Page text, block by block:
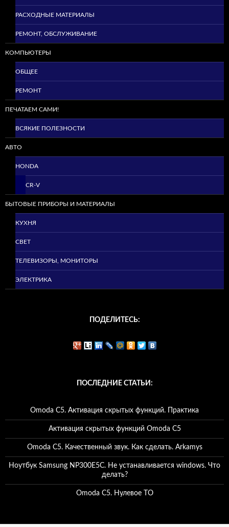
РАСХОДНЫЕ МАТЕРИАЛЫ
РЕМОНТ, ОБСЛУЖИВАНИЕ
КОМПЬЮТЕРЫ
ОБЩЕЕ
РЕМОНТ
ПЕЧАТАЕМ САМИ!
ВСЯКИЕ ПОЛЕЗНОСТИ
АВТО
HONDA
CR-V
БЫТОВЫЕ ПРИБОРЫ И МАТЕРИАЛЫ
КУХНЯ
СВЕТ
ТЕЛЕВИЗОРЫ, МОНИТОРЫ
ЭЛЕКТРИКА
ПОДЕЛИТЕСЬ:
ПОСЛЕДНИЕ СТАТЬИ:
Omoda C5. Активация скрытых функций. Практика
Активация скрытых функций Omoda C5
Omoda C5. Качественный звук. Как сделать. Arkamys
Ноутбук Samsung NP300E5C. Не устанавливается windows. Что
делать?
Omoda C5. Нулевое ТО